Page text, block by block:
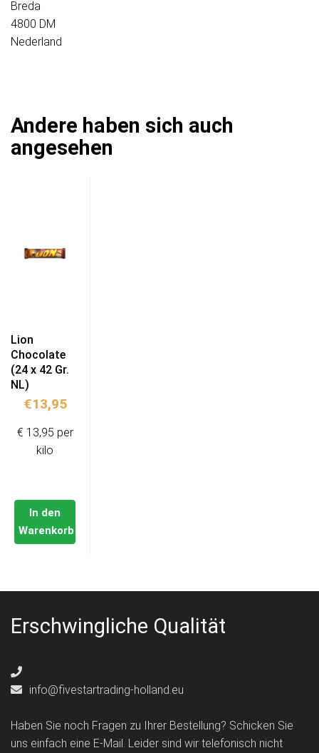
Breda
4800 DM
Nederland
Andere haben sich auch
angesehen
Lion
Chocolate
(24 x 42 Gr.
NL)
€13,95
In den
Warenkorb
€ 13,95 per
kilo
Erschwingliche Qualität
info@fivestartrading-holland.eu
Haben Sie noch Fragen zu Ihrer Bestellung? Schicken Sie
uns einfach eine E-Mail. Leider sind wir telefonisch nicht